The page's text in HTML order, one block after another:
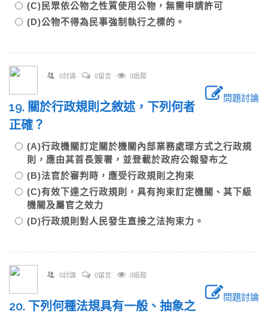
(C)民眾依公物之性質使用公物，無需申請許可
(D)公物不得為民事強制執行之標的。
0討論 0留言 0追蹤
問題討論
19. 關於行政規則之敘述，下列何者
正確？
(A)行政機關訂定關於機關內部業務處理方式之行政規
則，應由其首長簽署，並登載於政府公報發布之
(B)法官於審判時，應受行政規則之拘束
(C)有效下達之行政規則，具有拘束訂定機關、其下級
機關及屬官之效力
(D)行政規則對人民發生直接之法拘束力。
0討論 0留言 0追蹤
問題討論
20. 下列何種法規具有一般、抽象之